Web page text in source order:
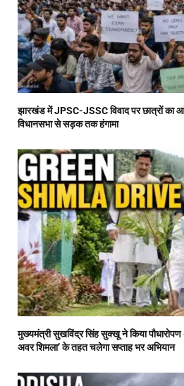
झारखंड में JPSC-JSSC विवाद पर छात्रों का
विधानसभा से सड़क तक हंगामा
मुख्यमंत्री सुखविंद्र सिंह सुक्खू ने किया पौधारोपण
अवर शिमला’ के तहत चलेगा सप्ताह भर अभियान